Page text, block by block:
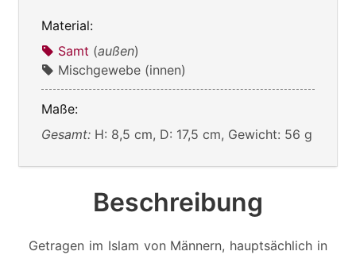
Material:
Samt (außen)
Mischgewebe (innen)
Maße:
Gesamt: H: 8,5 cm, D: 17,5 cm, Gewicht: 56 g
Beschreibung
Getragen im Islam von Männern, hauptsächlich in